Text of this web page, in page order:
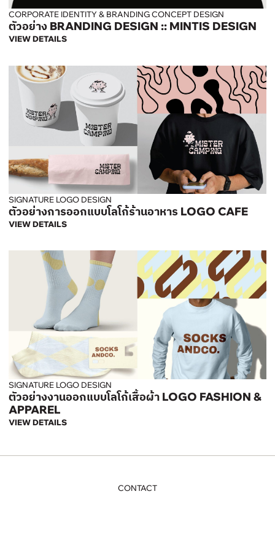
CORPORATE IDENTITY & BRANDING CONCEPT DESIGN
ตัวอย่าง BRANDING DESIGN :: MINTIS DESIGN
VIEW DETAILS
SIGNATURE LOGO DESIGN
ตัวอย่างการออกแบบโลโก้ร้านอาหาร LOGO CAFE
VIEW DETAILS
SIGNATURE LOGO DESIGN
ตัวอย่างงานออกแบบโลโก้เสื้อผ้า LOGO FASHION &
APPAREL
VIEW DETAILS
CONTACT